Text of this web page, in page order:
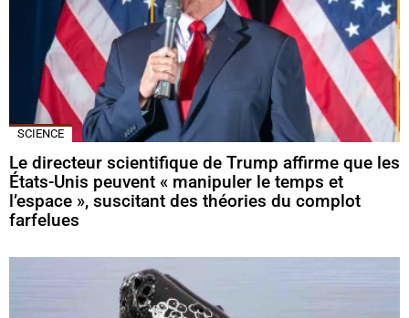
SCIENCE
Le directeur scientifique de Trump affirme que les
États-Unis peuvent « manipuler le temps et
l’espace », suscitant des théories du complot
farfelues